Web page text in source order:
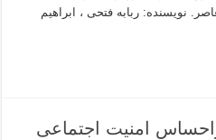
نویسنده: ربابه فتحی ، ابراهیم
امنیت اجتماعی